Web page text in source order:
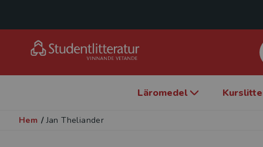
Läromedel
Hem / Jan Theliander